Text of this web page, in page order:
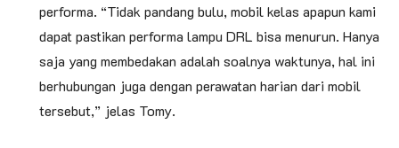
performa. “Tidak pandang bulu, mobil kelas apapun kami
dapat pastikan performa lampu DRL bisa menurun. Hanya
saja yang membedakan adalah soalnya waktunya, hal ini
berhubungan juga dengan perawatan harian dari mobil
tersebut,” jelas Tomy.